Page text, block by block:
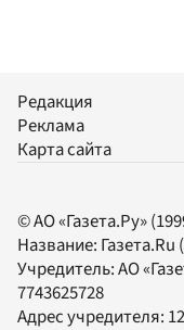
Редакция
Реклама
Карта сайта
© АО «Газета.Ру»
Название: Газета.Ru
Учредитель:АО
7743625728
Адрес учредителя: